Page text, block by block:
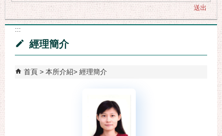
:::
經理簡介
首頁 本所介紹 經理簡介